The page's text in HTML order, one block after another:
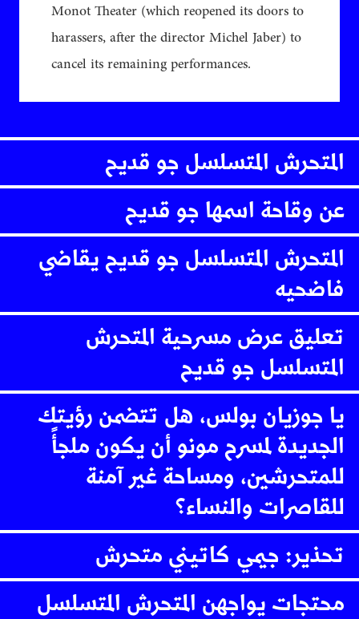
Monot Theater (which reopened its doors to
harassers, after the director Michel Jaber) to
cancel its remaining performances.
المتحرش المتسلسل جو قديح
عن وقاحة اسمها جو قديح
المتحرش المتسلسل جو قديح يقاضي
فاضحيه
تعليق عرض مسرحية المتحرش
المتسلسل جو قديح
يا جوزيان بولس، هل تتضمن رؤيتك
الجديدة لمسرح مونو أن يكون ملجأً
للمتحرشين، ومساحة غير آمنة
للقاصرات والنساء؟
تحذير: جيمي كاتيني متحرش
محتجات يواجهن المتحرش المتسلسل